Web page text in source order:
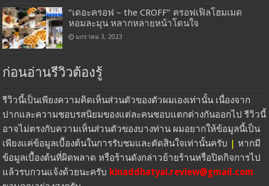
“เดอะครอฟ – the CROFF” ครอฟเฟิลโฮมเมด
หอมละมุน หลากหลายหน้าโดนใจ
มกราคม 3, 2023
ก่อนอ่านรีวิวต้องรู้
รีวิวนี้เป็นเพียงความคิดเห็นส่วนตัวของตัวผมเองเท่านั้น เนื่องจาก
ปากและความชอบรสนิยมของแต่ละคนชอบแตกต่างกันออกไป รีวิวนี้
อาจไม่ตรงกับความเห็นส่วนตัวของบางท่าน ผมอยากให้ข้อมูลนี้เป็น
เพียงแค่ข้อมูลเบื้องต้นในการรับชมและตัดสินใจเท่านั้นครับ | หากมี
ข้อมูลเบื้องต้นที่ผิดพลาด หรือร้านดังกล่าวย้ายร้านหรือปิดกิจการไป
แล้วรบกวนแจ้งด้วยนะครับ kinaddhatyai.review@gmail.com